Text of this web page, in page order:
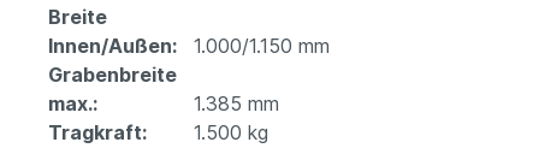
Breite
Innen/Außen:
1.000/1.150 mm
Grabenbreite
max.:
1.385 mm
Tragkraft:
1.500 kg